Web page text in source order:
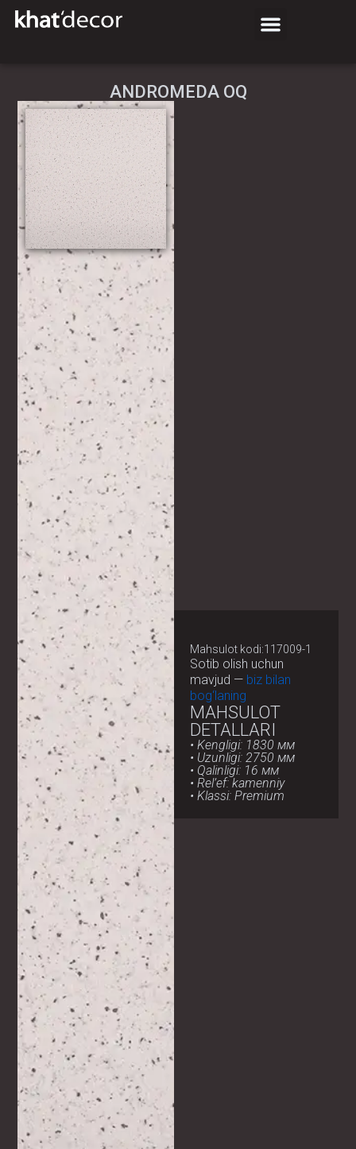
ANDROMEDA OQ
Mahsulot kodi:117009-1
Sotib olish uchun
mavjud — biz bilan
bog‘laning
MAHSULOT
DETALLARI
• Kengligi: 1830 мм
• Uzunligi: 2750 мм
• Qalinligi: 16 мм
• Rel’ef: kamenniy
• Klassi: Premium